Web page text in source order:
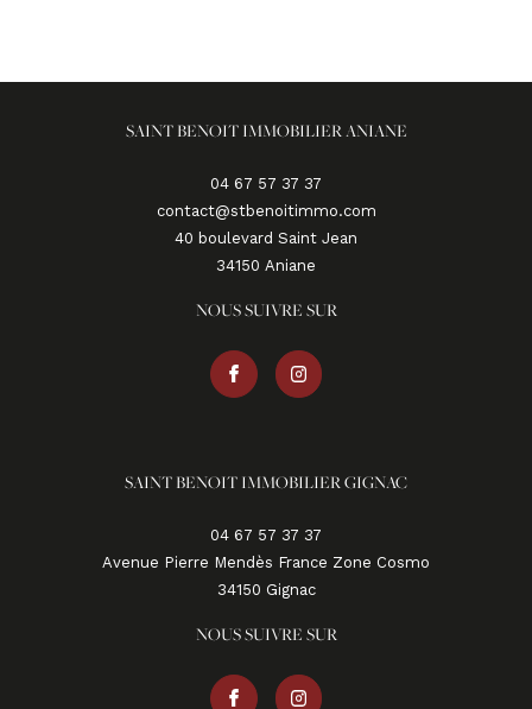
SAINT BENOIT IMMOBILIER ANIANE
04 67 57 37 37
contact@stbenoitimmo.com
40 boulevard Saint Jean
34150
aniane
NOUS SUIVRE SUR
SAINT BENOIT IMMOBILIER GIGNAC
04 67 57 37 37
Avenue Pierre Mendès France Zone Cosmo
34150
gignac
NOUS SUIVRE SUR